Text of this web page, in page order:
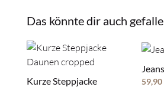
Das könnte dir auch
Kurze Steppjacke
59,90